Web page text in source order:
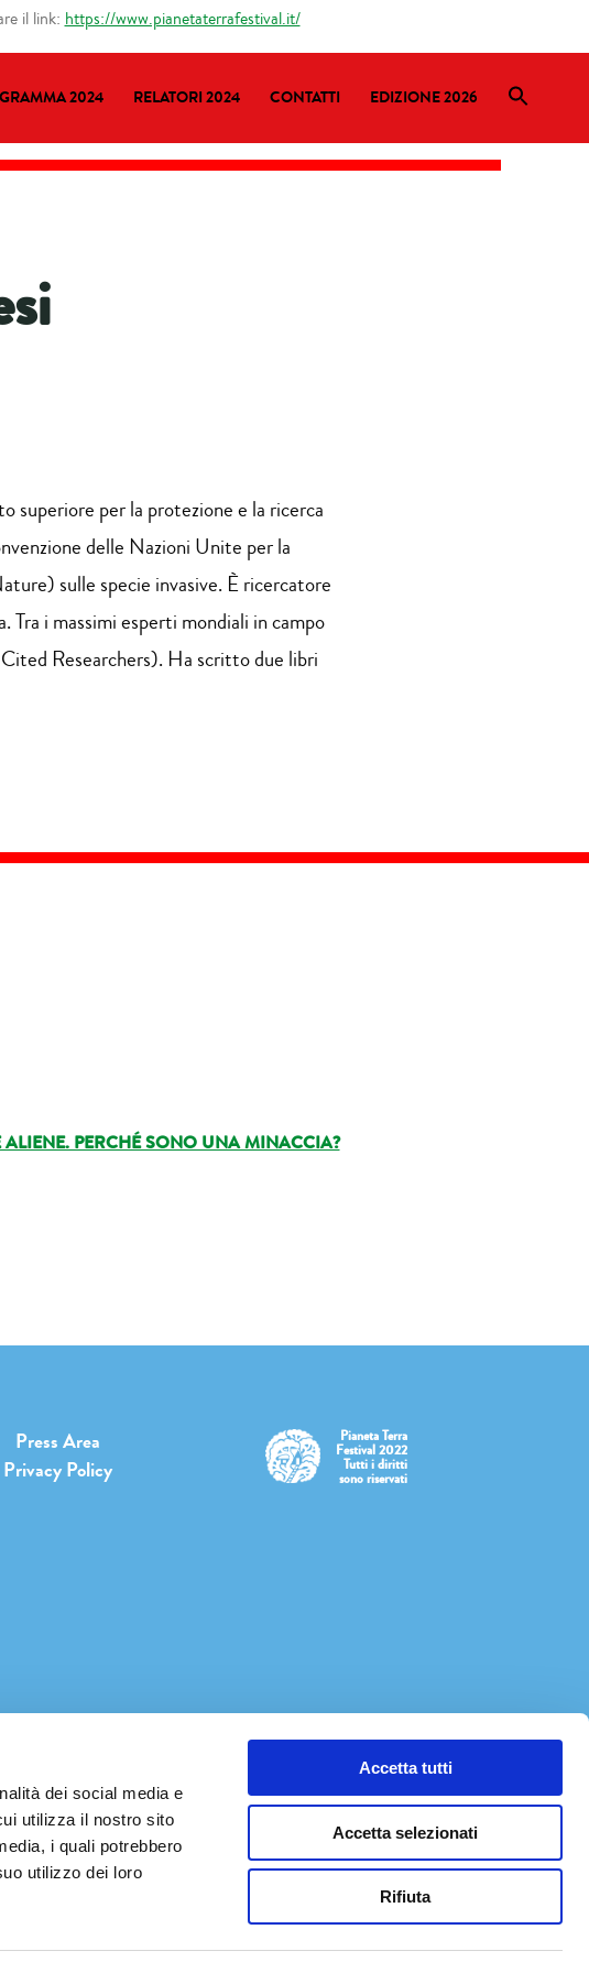
dei social media e
utilizza il nostro sito
i quali potrebbero
utilizzo dei loro
Accetta tutti
Accetta selezionati
Rifiuta
2024 RELATORI 2024 CONTATTI EDIZIONE 2026
il link: https://www.pianetaterrafestival.it/
superiore per la protezione e la ricerca
delle Nazioni Unite per la
sulle specie invasive. È ricercatore
i massimi esperti mondiali in campo
Researchers). Ha scritto due libri
PERCHÉ SONO UNA MINACCIA?
Press Area
Privacy Policy
Pianeta Terra
Festival 2022
Tutti i diritti
sono riservati